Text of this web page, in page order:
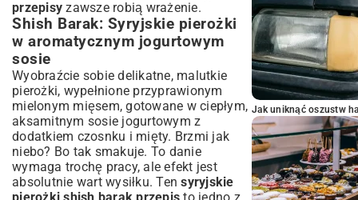
przepisy zawsze robią wrażenie.
Shish Barak: Syryjskie pierożki
w aromatycznym jogurtowym
sosie
Wyobraźcie sobie delikatne, malutkie
pierożki, wypełnione przyprawionym
mielonym mięsem, gotowane w ciepłym,
aksamitnym sosie jogurtowym z
dodatkiem czosnku i mięty. Brzmi jak
niebo? Bo tak smakuje. To danie
wymaga trochę pracy, ale efekt jest
absolutnie wart wysiłku. Tensyryjskie
pierożki shish barak przepis to jedno z
Jak uniknąć oszustw